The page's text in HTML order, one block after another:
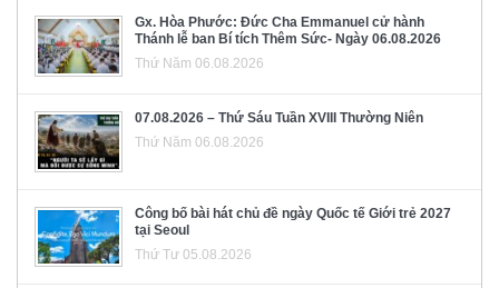
Gx. Hòa Phước: Đức Cha Emmanuel cử hành
Thánh lễ ban Bí tích Thêm Sức- Ngày 06.08.2026
Thứ Năm 06.08.2026
07.08.2026 – Thứ Sáu Tuần XVIII Thường Niên
Thứ Năm 06.08.2026
Công bố bài hát chủ đề ngày Quốc tế Giới trẻ 2027
tại Seoul
Thứ Tư 05.08.2026